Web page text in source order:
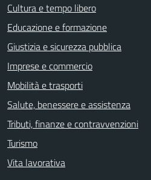
Cultura e tempo libero
Educazione e formazione
Giustizia e sicurezza pubblica
Imprese e commercio
Mobilità e trasporti
Salute, benessere e assistenza
Tributi, finanze e contravvenzioni
Turismo
Vita lavorativa